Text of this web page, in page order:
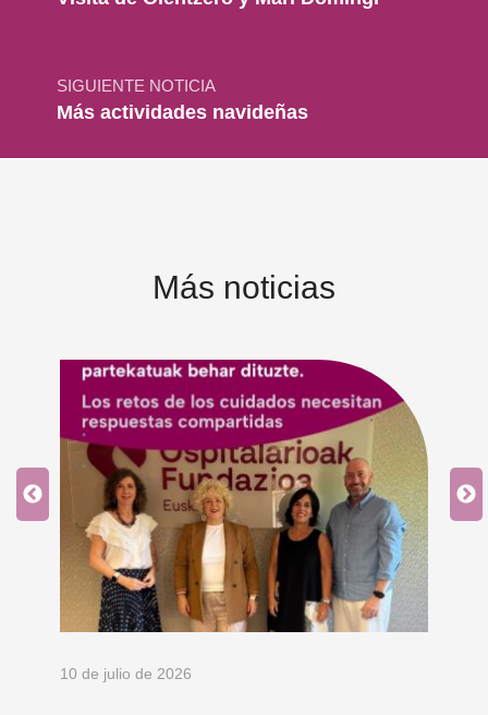
SIGUIENTE NOTICIA
Más actividades navideñas
Más noticias
10 de julio de 2026